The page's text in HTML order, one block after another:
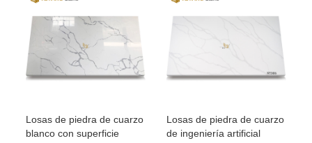
Losas de piedra de cuarzo
blanco con superficie
Losas de piedra de cuarzo
de ingeniería artificial